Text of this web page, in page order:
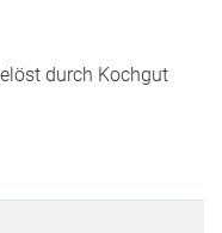
durch Kochgut